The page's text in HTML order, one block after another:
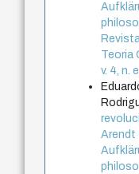
Teoria
v. 4, n.
Arendt